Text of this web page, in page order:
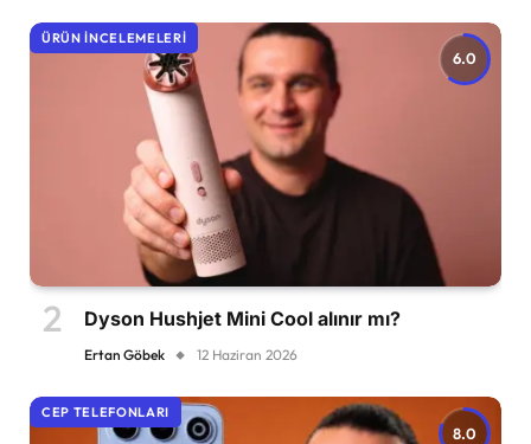
6.0
ÜRÜN İNCELEMELERI
Dyson Hushjet Mini Cool alınır mı?
Ertan Göbek 12 Haziran 2026
8.0
CEP TELEFONLARI